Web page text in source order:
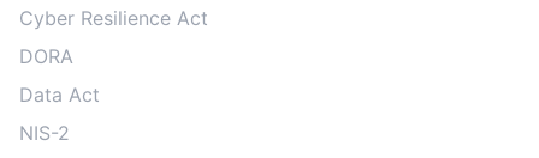
Cyber Resilience Act
DORA
Data Act
NIS-2